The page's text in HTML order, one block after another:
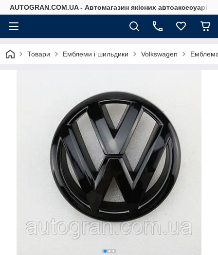
AUTOGRAN.COM.UA - Автомагазин якісних автоаксесуарів
Товари Емблеми і шильдики Volkswagen